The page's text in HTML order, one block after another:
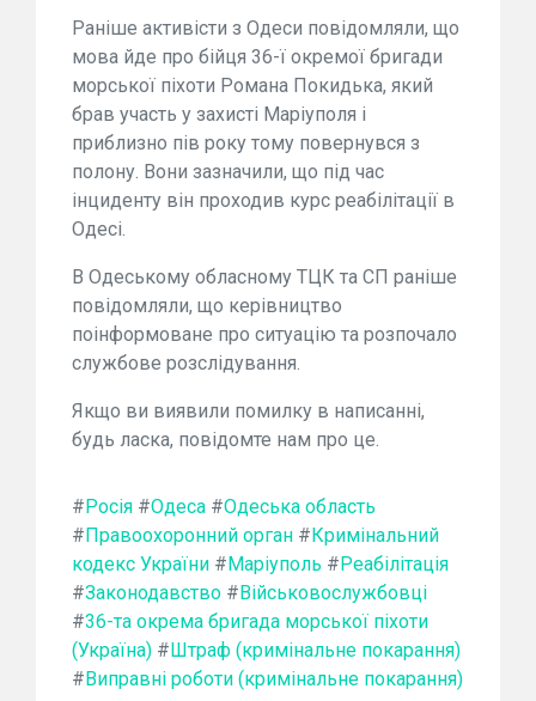
Раніше активісти з Одеси повідомляли, що
мова йде про бійця 36-ї окремої бригади
морської піхоти Романа Покидька, який
брав участь у захисті Маріуполя і
приблизно пів року тому повернувся з
полону. Вони зазначили, що під час
інциденту він проходив курс реабілітації в
Одесі.
В Одеському обласному ТЦК та СП раніше
повідомляли, що керівництво
поінформоване про ситуацію та розпочало
службове розслідування.
Якщо ви виявили помилку в написанні,
будь ласка, повідомте нам про це.
#Росія #Одеса #Одеська область
#Правоохоронний орган #Кримінальний
кодекс України #Маріуполь #Реабілітація
#Законодавство #Військовослужбовці
#36-та окрема бригада морської піхоти
(Україна) #Штраф (кримінальне покарання)
#Виправні роботи (кримінальне покарання)